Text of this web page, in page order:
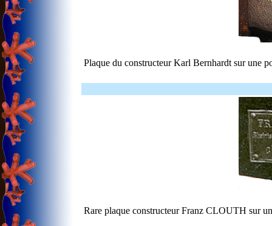
Plaque du constructeur Karl Bernhardt sur une
Rare plaque constructeur Franz CLOUTH sur